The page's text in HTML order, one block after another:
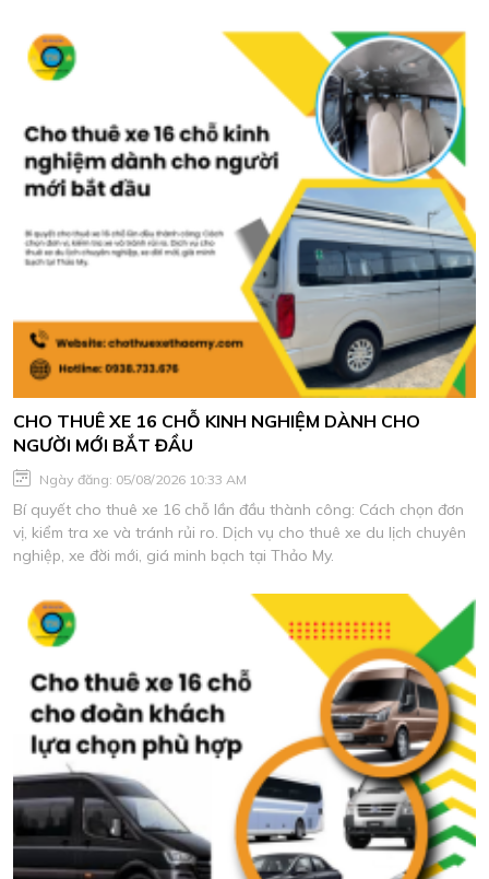
CHO THUÊ XE 16 CHỖ KINH NGHIỆM DÀNH CHO
NGƯỜI MỚI BẮT ĐẦU
Ngày đăng: 05/08/2026 10:33 AM
Bí quyết cho thuê xe 16 chỗ lần đầu thành công: Cách chọn đơn
vị, kiểm tra xe và tránh rủi ro. Dịch vụ cho thuê xe du lịch chuyên
nghiệp, xe đời mới, giá minh bạch tại Thảo My.